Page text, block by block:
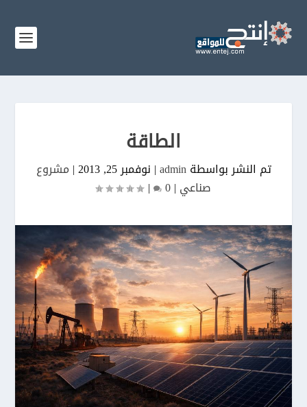
الطاقة
تم النشر بواسطةadmin
| نوفمبر 25, 2013 | مشروع
صناعي |
0
|